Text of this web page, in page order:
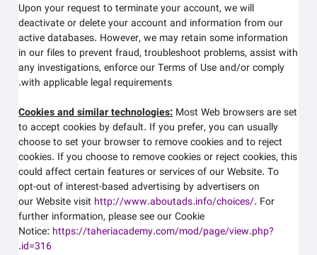
Upon your request to terminate your account, we will
deactivate or delete your account and information from our
active databases. However, we may retain some information
in our files to prevent fraud, troubleshoot problems, assist with
any investigations, enforce our Terms of Use and/or comply
with applicable legal requirements.
Cookies and similar technologies:Most Web browsers are set
to accept cookies by default. If you prefer, you can usually
choose to set your browser to remove cookies and to reject
cookies. If you choose to remove cookies or reject cookies, this
could affect certain features or services of ourWebsite. To
opt-out of interest-based advertising by advertisers on
ourWebsitevisithttp://www.aboutads.info/choices/.For
further information, please see our Cookie
Notice:https://taheriacademy.com/mod/page/view.php?
id=316
.